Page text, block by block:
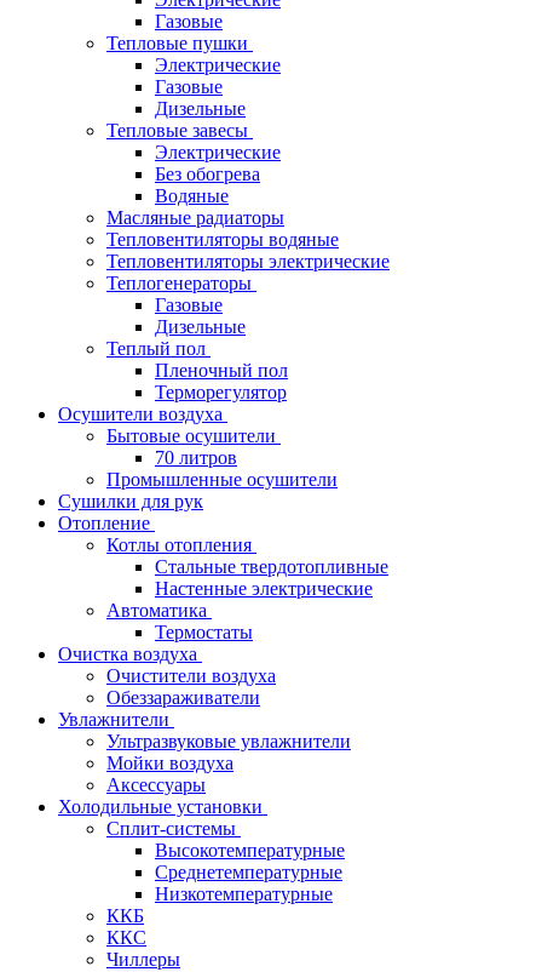
Газовые
Тепловые пушки
Электрические
Газовые
Дизельные
Тепловые завесы
Электрические
Без обогрева
Водяные
Масляные радиаторы
Тепловентиляторы водяные
Тепловентиляторы электрические
Теплогенераторы
Газовые
Дизельные
Теплый пол
Пленочный пол
Терморегулятор
Осушители воздуха
Бытовые осушители
70 литров
Промышленные осушители
Сушилки для рук
Отопление
Котлы отопления
Стальные твердотопливные
Настенные электрические
Автоматика
Термостаты
Очистка воздуха
Очистители воздуха
Обеззараживатели
Увлажнители
Ультразвуковые увлажнители
Мойки воздуха
Аксессуары
Холодильные установки
Сплит-системы
Высокотемпературные
Среднетемпературные
Низкотемпературные
ККБ
ККС
Чиллеры